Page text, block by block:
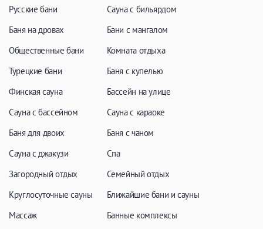
Кухня
Заказ по меню
Ресторан/ бар
Удобства
На берегу водоема
Комната отдыха
Собственная парковка
WI-FI
Русские бани
Баня на дровах
Общественные бани
Турецкие бани
Финская сауна
Сауна с бассейном
Баня для двоих
Сауна с джакузи
Загородный отдых
Круглосуточные сауны
Массаж
Сауна с бильярдом
Бани с мангалом
Комната отдыха
Баня с купелью
Бассейн на улице
Сауна с караоке
Баня с чаном
Спа
Семейный отдых
Ближайшие бани и сауны
Банные комплексы